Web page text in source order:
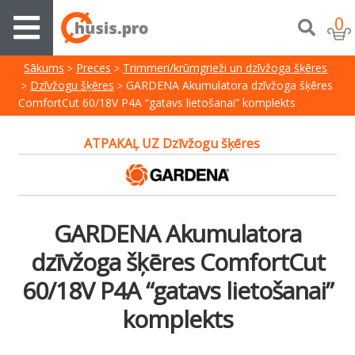
0
Sākums Preces
Trimmeri/krūmgrieži un dzīvžoga šķēres
Dzīvžogu šķēres
GARDENA Akumulatora dzīvžoga šķēres
ComfortCut 60/18V P4A “gatavs lietošanai” komplekts
ATPAKAĻ UZ Dzīvžogu šķēres
GARDENA Akumulatora
dzīvžoga šķēres ComfortCut
60/18V P4A “gatavs lietošanai”
komplekts